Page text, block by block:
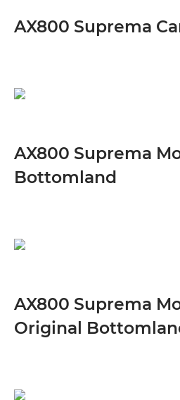
AX800 Suprema
AX800 Suprema
Bottomland
AX800 Suprema
Original